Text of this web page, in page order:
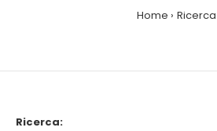
Home Ricerca
Ricerca: